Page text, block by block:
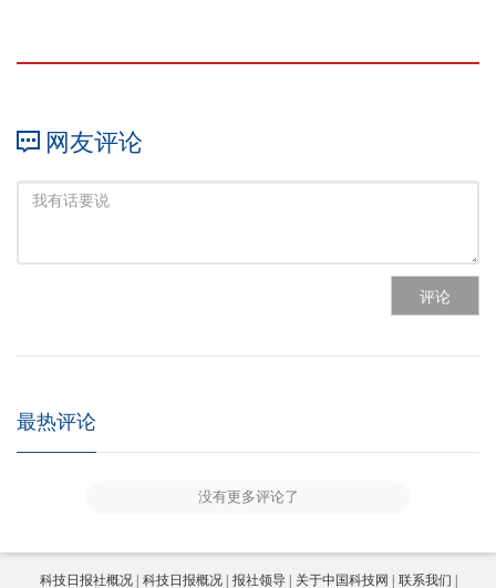
网友评论
评论
最热评论
没有更多评论了
科技日报社概况 科技日报概况 报社领导 关于中国科技网 联系我们